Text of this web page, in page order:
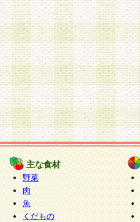
主な食材
野菜
肉
魚
くだもの